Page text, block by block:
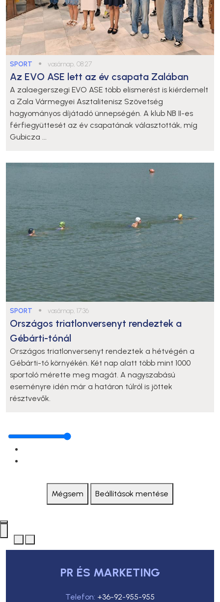
SPORT ● vasárnap, 08:27
Az EVO ASE lett az év csapata Zalában
A zalaegerszegi EVO ASE több elismerést is kiérdemelt
a Zala Vármegyei Asztalitenisz Szövetség
hagyományos díjátadó ünnepségén. A klub NB II-es
férfiegyüttesét az év csapatának választották, míg
Gubicza ...
SPORT ● vasárnap, 17:36
Országos triatlonversenyt rendeztek a
Gébárti-tónál
Országos triatlonversenyt rendeztek a hétvégén a
Gébárti-tó környékén. Két nap alatt több mint 1000
sportoló mérette meg magát. A nagyszabású
eseményre idén már a határon túlról is jöttek
résztvevők.
Mégsem Beállítások mentése
PR ÉS MARKETING
Telefon: +36-92-955-955